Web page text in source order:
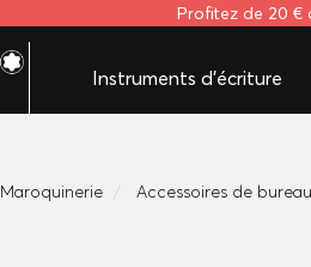
Profitez de 20 €
Instruments d'écriture
Maroquinerie Accessoires de bureau